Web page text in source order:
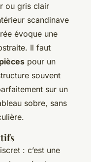
ou gris clair
scandinave
évoque une
Il faut
pour un
souvent
sur un
sobre, sans
: c’est une